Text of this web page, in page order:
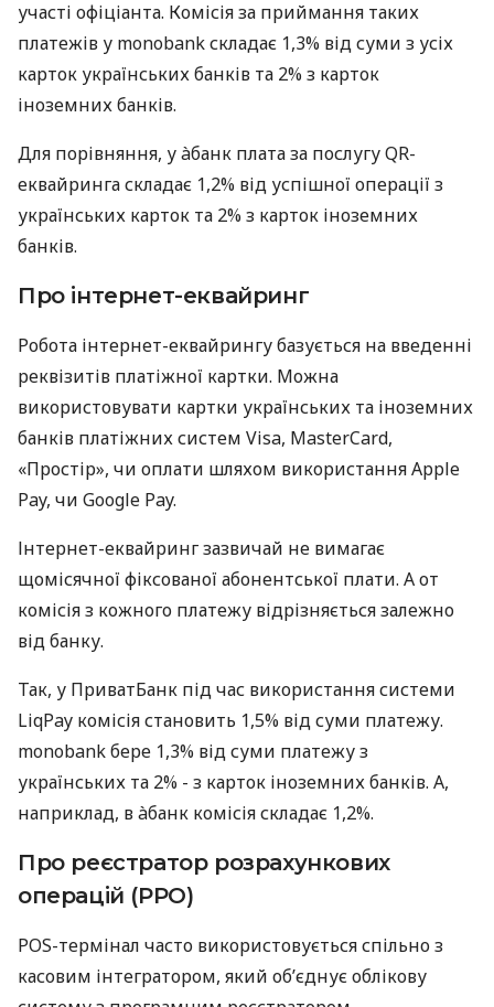
участі офіціанта. Комісія за приймання таких
платежів у monobank складає 1,3% від суми з усіх
карток українських банків та 2% з карток
іноземних банків.
Для порівняння, у àбанк плата за послугу QR-
еквайринга складає 1,2% від успішної операції з
українських карток та 2% з карток іноземних
банків.
Про інтернет-еквайринг
Робота інтернет-еквайрингу базується на введенні
реквізитів платіжної картки. Можна
використовувати картки українських та іноземних
банків платіжних систем Visa, MasterCard,
«Простір», чи оплати шляхом використання Apple
Pay, чи Google Pay.
Інтернет-еквайринг зазвичай не вимагає
щомісячної фіксованої абонентської плати. А от
комісія з кожного платежу відрізняється залежно
від банку.
Так, у ПриватБанк під час використання системи
LiqPay комісія становить 1,5% від суми платежу.
monobank бере 1,3% від суми платежу з
українських та 2% - з карток іноземних банків. А,
наприклад, в àбанк комісія складає 1,2%.
Про реєстратор розрахункових
операцій (РРО)
POS-термінал часто використовується спільно з
касовим інтегратором, який об’єднує облікову